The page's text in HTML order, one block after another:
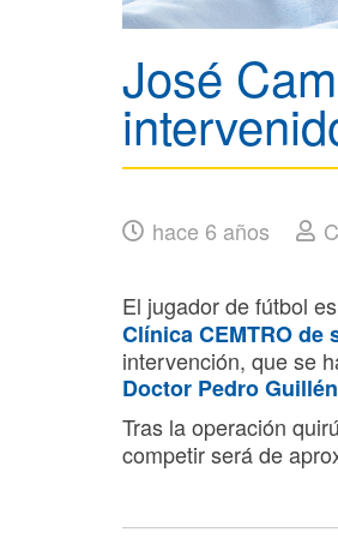
José
hace 6 años
El jugador de fútbol
Clínica CEMTROde
intervención, que se
Doctor Pedro Guillén
Tras la operación
competir será de